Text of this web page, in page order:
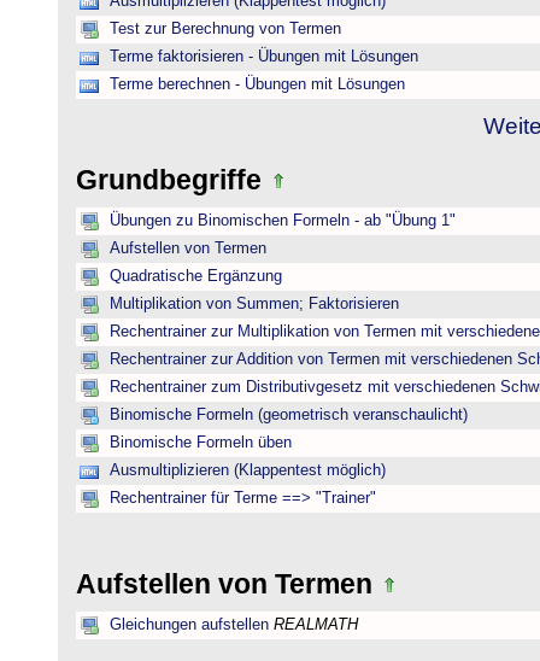
Test zur Berechnung von Termen
Terme faktorisieren - Übungen mit Lösungen
Terme berechnen - Übungen mit Lösungen
Grundbegriffe
Übungen zu Binomischen Formeln - ab "Übung 1"
Aufstellen von Termen
Quadratische Ergänzung
Multiplikation von Summen; Faktorisieren
Rechentrainer zur Multiplikation von Termen mit
Rechentrainer zur Addition von Termen mit verschiedenen
Rechentrainer zum Distributivgesetz mit verschiedenen
Binomische Formeln (geometrisch veranschaulicht)
Binomische Formeln üben
Ausmultiplizieren (Klappentest möglich)
Rechentrainer für Terme ==> "Trainer"
Aufstellen von Termen
Gleichungen aufstellen REALMATH